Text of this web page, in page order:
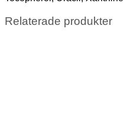
Relaterade produkter